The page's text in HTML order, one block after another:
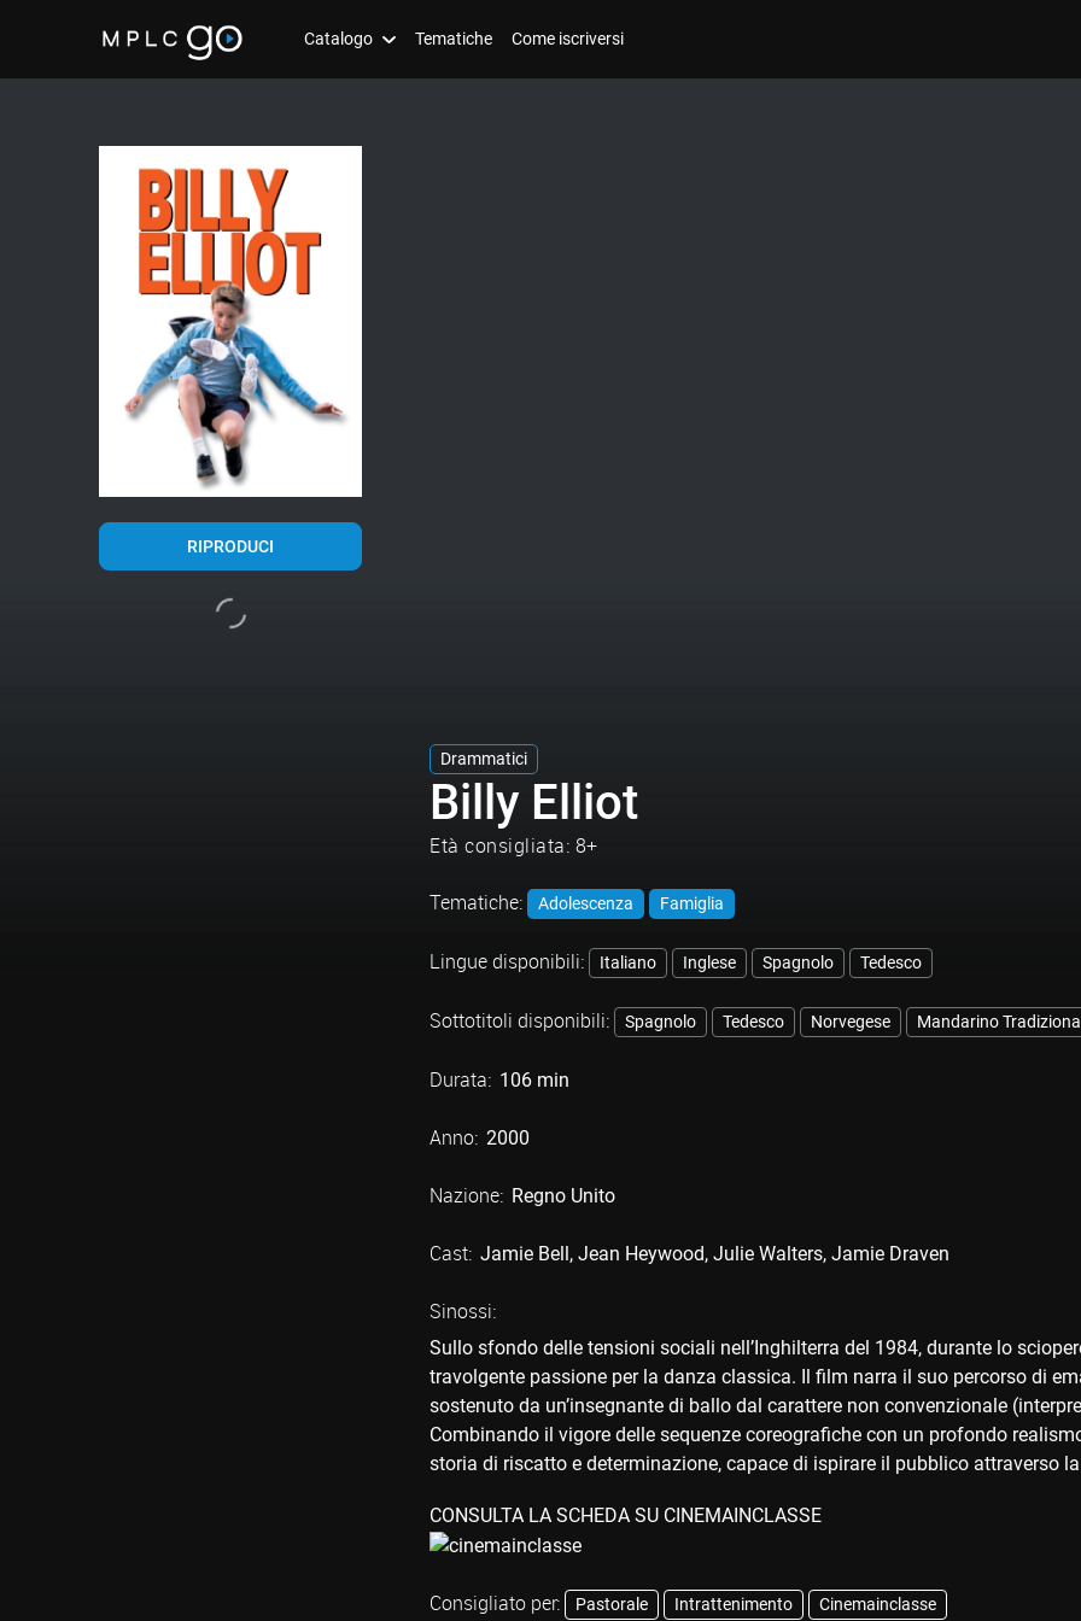
Catalogo Tematiche Come iscriversi
RIPRODUCI
Drammatici
Billy Elliot
Età consigliata: 8+
Tematiche: Adolescenza Famiglia
Lingue disponibili: Italiano Inglese Spagnolo Tedesco
Sottotitoli disponibili: Spagnolo Tedesco Norvegese Mandarino
Durata: 106 min
Anno: 2000
Nazione: Regno Unito
Cast: Jamie Bell Jean Heywood Julie Walters Jamie Draven
Sinossi:
Sullo sfondo delle tensioni sociali nell’Inghilterra del 1984, durante lo
travolgente passione per la danza classica. Il film narra il suo percorso di
sostenuto da un’insegnante di ballo dal carattere non convenzionale
Combinando il vigore delle sequenze coreografiche con un profondo
storia di riscatto e determinazione, capace di ispirare il pubblico attraverso
CONSULTA LA SCHEDA SU CINEMAINCLASSE
Consigliato per: Pastorale Intrattenimento Cinemainclasse